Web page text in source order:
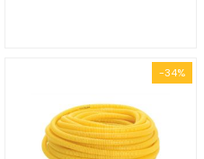
-34%